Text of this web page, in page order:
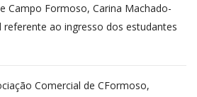
Campo Formoso, Carina Machado-
ao ingresso dos estudantes
Comercial de CFormoso,